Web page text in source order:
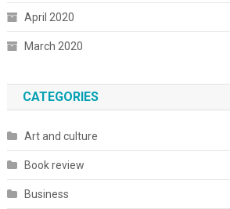
April 2020
March 2020
CATEGORIES
Art and culture
Book review
Business